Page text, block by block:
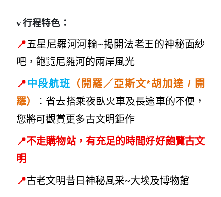
v行程特色：
📍五星尼羅河河輪~揭開法老王的神秘面紗
吧，飽覽尼羅河的兩岸風光
📍 中段航班 （開羅／亞斯文*胡加達 / 開
羅）
：省去搭乘夜臥火車及長途車的不便，
您將可觀賞更多古文明鉅作
📍不走購物站，有充足的時間好好飽覽古文
明
📍古老文明昔日神秘風采~大埃及博物館